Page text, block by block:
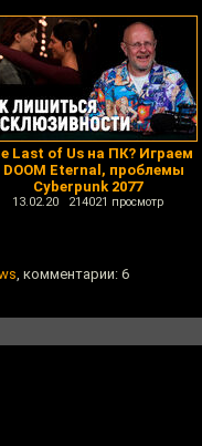
Last of Us на ПК? Играем
DOOM Eternal, проблемы
Cyberpunk 2077
13.02.20 214021 просмотр
, комментарии: 6